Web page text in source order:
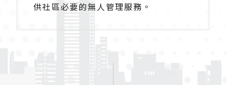
供社區必要的無人管理服務。